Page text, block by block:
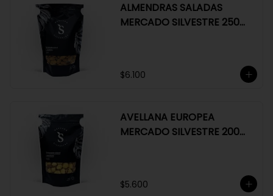
ALMENDRAS SALADAS
MERCADO SILVESTRE 250
$6.100
AVELLANA EUROPEA
MERCADO SILVESTRE 200
$5.600